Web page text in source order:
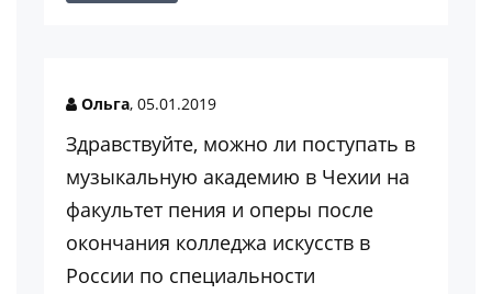
Ольга, 05.01.2019
Здравствуйте, можно ли поступать в
музыкальную академию в Чехии на
факультет пения и оперы после
окончания колледжа искусств в
России по специальности